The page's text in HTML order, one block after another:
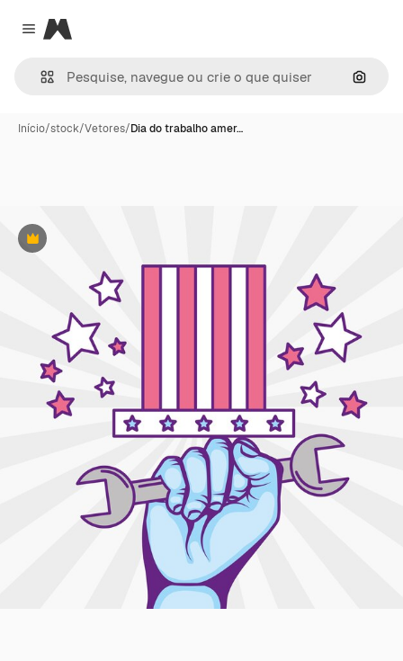
Close menu
Magnific
Início/stock/Vetores/Dia do trabalho amer…
Premium